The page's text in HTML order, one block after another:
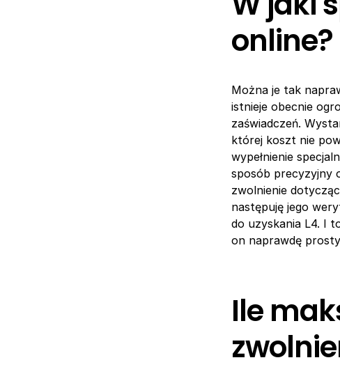
online?
Można je tak
istnieje obecnie
zaświadczeń.
której koszt nie
wypełnienie
sposób precyzyjny
zwolnienie
następuję jego
do uzyskania L4. I
on naprawdę
Ile